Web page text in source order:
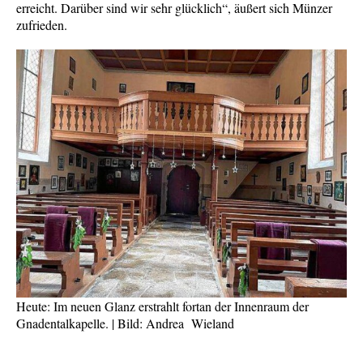
erreicht. Darüber sind wir sehr glücklich“, äußert sich Münzer
zufrieden.
Heute: Im neuen Glanz erstrahlt fortan der Innenraum der
Gnadentalkapelle. | Bild: Andrea Wieland